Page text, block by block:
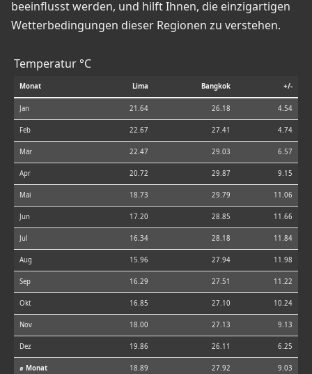
beeinflusst werden, und hilft Ihnen, die einzigartigen
Wetterbedingungen dieser Regionen zu verstehen.
Temperatur °C
Monat Lima Bangkok +/-
Jan 21.64 26.18 4.54
Feb 22.67 27.41 4.74
Mär 22.47 29.03 6.57
Apr 20.72 29.87 9.15
Mai 18.73 29.79 11.06
Jun 17.20 28.85 11.66
Jul 16.34 28.18 11.84
Aug 15.96 27.94 11.98
Sep 16.29 27.51 11.22
Okt 16.85 27.10 10.24
Nov 18.00 27.13 9.13
Dez 19.86 26.11 6.25
⌀ Monat 18.89 27.92 9.03